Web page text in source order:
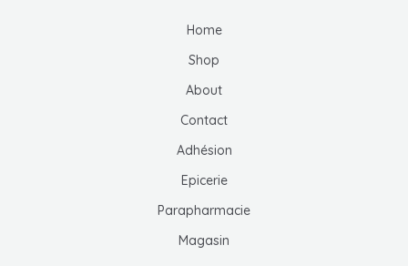
Home
Shop
About
Contact
Adhésion
Epicerie
Parapharmacie
Magasin